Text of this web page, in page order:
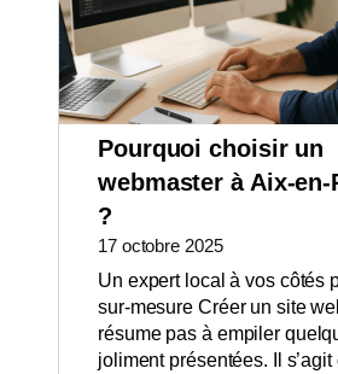
Pourquoi choisir un
webmaster à
?
17 octobre 2025
Un expert local à vos côtés
sur-mesure Créer un site
résume pas à empiler
joliment présentées. Il